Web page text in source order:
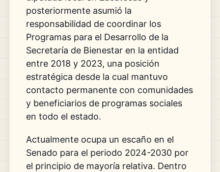
posteriormente asumió la
responsabilidad de coordinar los
Programas para el Desarrollo de la
Secretaría de Bienestar en la entidad
entre 2018 y 2023, una posición
estratégica desde la cual mantuvo
contacto permanente con comunidades
y beneficiarios de programas sociales
en todo el estado.
Actualmente ocupa un escaño en el
Senado para el periodo 2024-2030 por
el principio de mayoría relativa. Dentro